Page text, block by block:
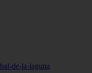
de-la-laguna